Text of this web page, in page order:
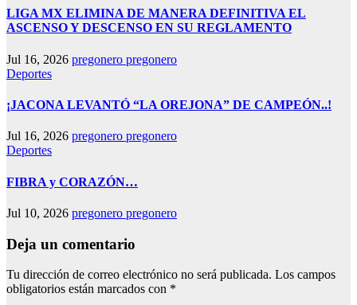
LIGA MX ELIMINA DE MANERA DEFINITIVA EL
ASCENSO Y DESCENSO EN SU REGLAMENTO
Jul 16, 2026 pregonero pregonero
Deportes
¡JACONA LEVANTÓ “LA OREJONA” DE CAMPEÓN..!
Jul 16, 2026 pregonero pregonero
Deportes
FIBRA y CORAZÓN…
Jul 10, 2026 pregonero pregonero
Deja un comentario
Tu dirección de correo electrónico no será publicada. Los campos
obligatorios están marcados con *